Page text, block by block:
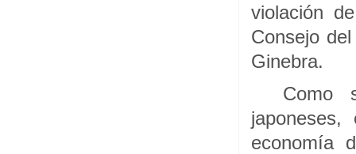
violación
Consejo
Ginebra.
Como
economía